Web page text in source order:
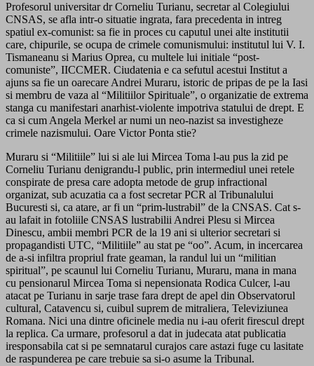
Profesorul universitar dr Corneliu Turianu, secretar al Colegiului
CNSAS, se afla intr-o situatie ingrata, fara precedenta in intreg
spatiul ex-comunist: sa fie in proces cu caputul unei alte institutii
care, chipurile, se ocupa de crimele comunismului: institutul lui V. I.
Tismaneanu si Marius Oprea, cu multele lui initiale “post-
comuniste”, IICCMER. Ciudatenia e ca sefutul acestui Institut a
ajuns sa fie un oarecare Andrei Muraru, istoric de pripas de pe la Iasi
si membru de vaza al “Militiilor Spirituale”, o organizatie de extrema
stanga cu manifestari anarhist-violente impotriva statului de drept. E
ca si cum Angela Merkel ar numi un neo-nazist sa investigheze
crimele nazismului. Oare Victor Ponta stie?
Muraru si “Militiile” lui si ale lui Mircea Toma l-au pus la zid pe
Corneliu Turianu denigrandu-l public, prin intermediul unei retele
conspirate de presa care adopta metode de grup infractional
organizat, sub acuzatia ca a fost secretar PCR al Tribunalului
Bucuresti si, ca atare, ar fi un “prim-lustrabil” de la CNSAS. Cat s-
au lafait in fotoliile CNSAS lustrabilii Andrei Plesu si Mircea
Dinescu, ambii membri PCR de la 19 ani si ulterior secretari si
propagandisti UTC, “Militiile” au stat pe “oo”. Acum, in incercarea
de a-si infiltra propriul frate geaman, la randul lui un “militian
spiritual”, pe scaunul lui Corneliu Turianu, Muraru, mana in mana
cu pensionarul Mircea Toma si nepensionata Rodica Culcer, l-au
atacat pe Turianu in sarje trase fara drept de apel din Observatorul
cultural, Catavencu si, cuibul suprem de mitraliera, Televiziunea
Romana. Nici una dintre oficinele media nu i-au oferit firescul drept
la replica. Ca urmare, profesorul a dat in judecata atat publicatia
iresponsabila cat si pe semnatarul curajos care astazi fuge cu lasitate
de raspunderea pe care trebuie sa si-o asume la Tribunal.